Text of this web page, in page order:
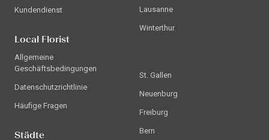
Kundendienst
Local Florist
Allgemeine
Geschäftsbedingungen
Datenschutzrichtlinie
Häufige Fragen
Städte
Lausanne
Winterthur
St. Gallen
Neuenburg
Freiburg
Bern